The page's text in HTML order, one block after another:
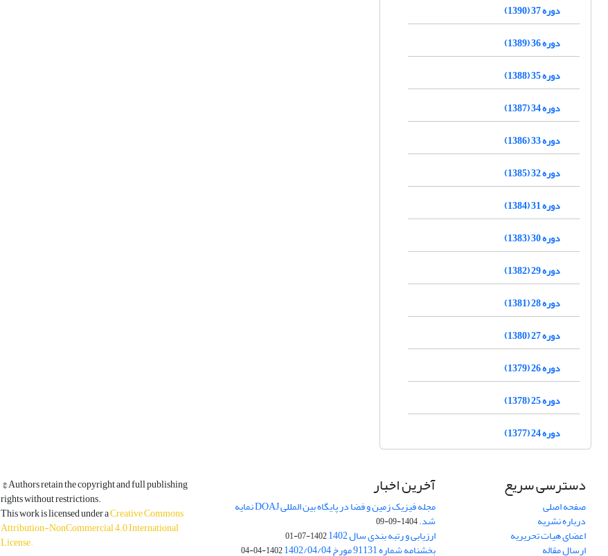
دوره 37 (1390)
دوره 36 (1389)
دوره 35 (1388)
دوره 34 (1387)
دوره 33 (1386)
دوره 32 (1385)
دوره 31 (1384)
دوره 30 (1383)
دوره 29 (1382)
دوره 28 (1381)
دوره 27 (1380)
دوره 26 (1379)
دوره 25 (1378)
دوره 24 (1377)
دسترسی سریع
صفحه اصلی
درباره نشریه
اعضای هیات تحریریه
ارسال مقاله
آخرین اخبار
مجله فیزیک زمین و فضا در پایگاه بین المللی DOAJ نمایه
شد.1404-09-09
ارزیابی و رتبه بندی سال 1402 1402-07-01
بخشنامه شماره 91131 مورخ 1402/04/04 1402-04-04
© Authors retain the copyright and full publishing
rights without restrictions.
This work is licensed under aCreative Commons
Attribution-NonCommercial 4.0 International
License.